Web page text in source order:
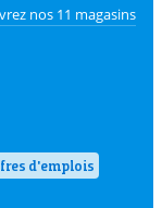
nos 11 magasins
d'emplois